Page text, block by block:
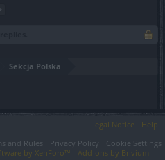
Sekcja Polska
Legal Notice
Help
and Rules
Privacy Policy
Cookie Settings
by XenForo™ Add-ons by Brivium